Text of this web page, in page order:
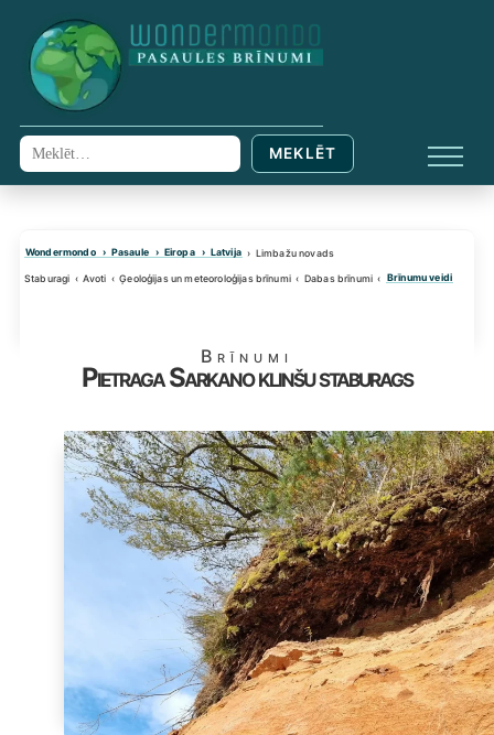
content
Meklēt: MEKLĒT
Wondermondo Pasaule Eiropa Latvija Limbažu novads
Staburagi Avoti Ģeoloģijas un meteoroloģijas brīnumi Dabas brīnumi Brīnumu veidi
Brīnumi
Pietraga Sarkano klinšu staburags